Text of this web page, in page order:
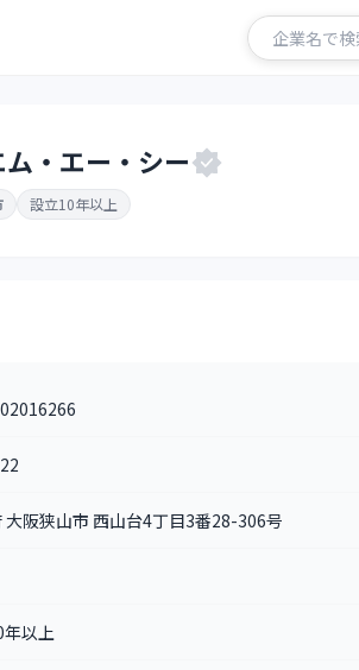
・エー・シー
設立10年以上
大阪狭山市 西山台4丁目3番28-306号
以上